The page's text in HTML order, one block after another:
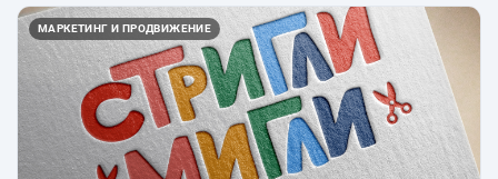
МАРКЕТИНГ И ПРОДВИЖЕНИЕ